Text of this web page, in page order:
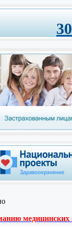
медицинских